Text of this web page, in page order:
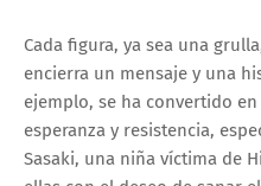
Cada figura, ya sea una
encierra un mensaje y una
ejemplo, se ha convertido
esperanza y resistencia,
Sasaki, una niña víctima de